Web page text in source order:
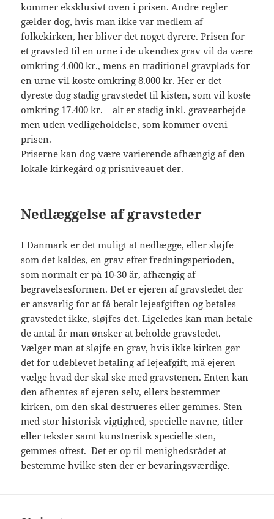
kommer eksklusivt oven i prisen. Andre regler
gælder dog, hvis man ikke var medlem af
folkekirken, her bliver det noget dyrere. Prisen for
et gravsted til en urne i de ukendtes grav vil da være
omkring 4.000 kr., mens en traditionel gravplads for
en urne vil koste omkring 8.000 kr. Her er det
dyreste dog stadig gravstedet til kisten, som vil koste
omkring 17.400 kr. – alt er stadig inkl. gravearbejde
men uden vedligeholdelse, som kommer oveni
prisen.
Priserne kan dog være varierende afhængig af den
lokale kirkegård og prisniveauet der.
Nedlæggelse af gravsteder
I Danmark er det muligt at nedlægge, eller sløjfe
som det kaldes, en grav efter fredningsperioden,
som normalt er på 10-30 år, afhængig af
begravelsesformen. Det er ejeren af gravstedet der
er ansvarlig for at få betalt lejeafgiften og betales
gravstedet ikke, sløjfes det. Ligeledes kan man betale
de antal år man ønsker at beholde gravstedet.
Vælger man at sløjfe en grav, hvis ikke kirken gør
det for udeblevet betaling af lejeafgift, må ejeren
vælge hvad der skal ske med gravstenen. Enten kan
den afhentes af ejeren selv, ellers bestemmer
kirken, om den skal destrueres eller gemmes. Sten
med stor historisk vigtighed, specielle navne, titler
eller tekster samt kunstnerisk specielle sten,
gemmes oftest. Det er op til menighedsrådet at
bestemme hvilke sten der er bevaringsværdige.